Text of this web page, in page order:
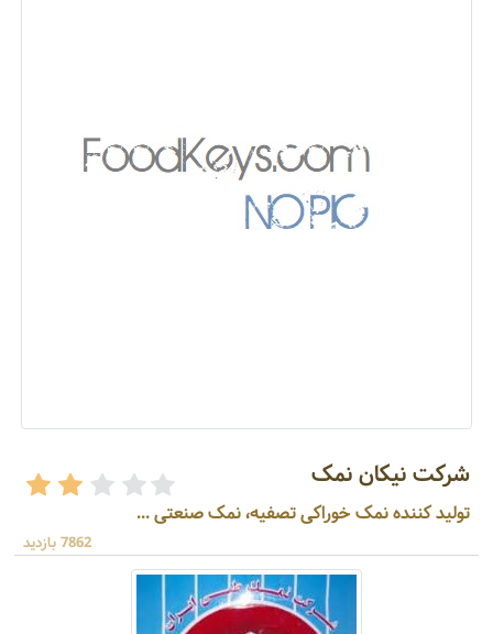
شرکت نیکان نمک
تولید کننده نمک خوراکی تصفیه، نمک صنعتی ...
7862 بازدید